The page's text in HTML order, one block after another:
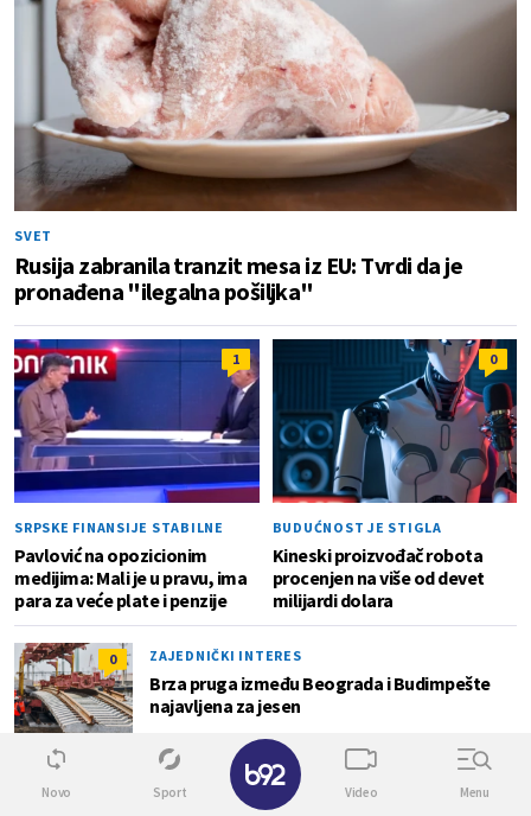
SVET
Rusija zabranila tranzit mesa iz EU: Tvrdi da je
pronađena "ilegalna pošiljka"
1
SRPSKE FINANSIJE STABILNE
Pavlović na opozicionim
medijima: Mali je u pravu, ima
para za veće plate i penzije
0
BUDUĆNOST JE STIGLA
Kineski proizvođač robota
procenjen na više od devet
milijardi dolara
0 ZAJEDNIČKI INTERES
Brza pruga između Beograda i Budimpešte
najavljena za jesen
MUKE S VODOSTAJEM
Novo Sport Video Menu
✕